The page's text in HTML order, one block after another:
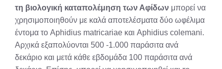
τη βιολογική καταπολέμηση των Αφίδων μπορεί να
χρησιμοποιηθούν με καλά αποτελέσματα δύο ωφέλιμα
έντομα το Aphidius matricariae και Aphidius colemani.
Αρχικά εξαπολύονται 500 -1.000 παράσιτα ανά
δεκάριο και μετά κάθε εβδομάδα 100 παράσιτα ανά